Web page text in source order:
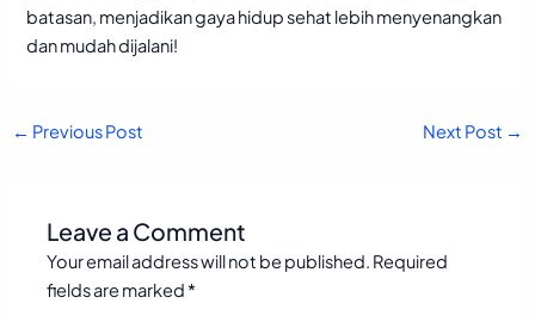
batasan, menjadikan gaya hidup sehat lebih menyenangkan
dan mudah dijalani!
← Previous Post Next Post →
Leave a Comment
Your email address will not be published. Required
fields are marked *